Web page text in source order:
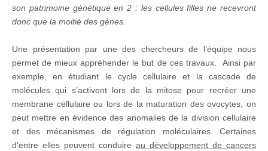
son patrimoine génétique en 2 : les cellules filles ne recevront
donc que la moitié des gènes.
Une présentation par une des chercheurs de l’équipe nous
permet de mieux appréhender le but de ces travaux. Ainsi par
exemple, en étudiant le cycle cellulaire et la cascade de
molécules qui s’activent lors de la mitose pour recréer une
membrane cellulaire ou lors de la maturation des ovocytes, on
peut mettre en évidence des anomalies de la division cellulaire
et des mécanismes de régulation moléculaires. Certaines
d’entre elles peuvent conduire au développement de cancers